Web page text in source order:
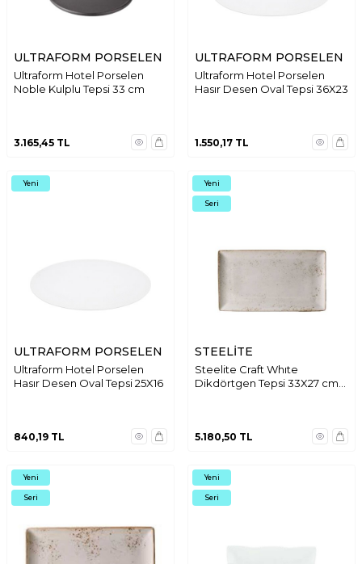
ULTRAFORM PORSELEN
Ultraform Hotel Porselen
Noble Kulplu Tepsi 33 cm
3.165,45 TL
ULTRAFORM PORSELEN
Ultraform Hotel Porselen
Hasır Desen Oval Tepsi 36X23
1.550,17 TL
Yeni
ULTRAFORM PORSELEN
Ultraform Hotel Porselen
Hasır Desen Oval Tepsi 25X16
840,19 TL
Yeni
Seri
STEELİTE
Steelite Craft Whıte
Dikdörtgen Tepsi 33X27 cm
5.180,50 TL
Yeni
Seri
Yeni
Seri